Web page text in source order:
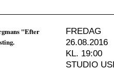
"Efter
FREDAG
26.08.2016
KL. 19:00
STUDIO